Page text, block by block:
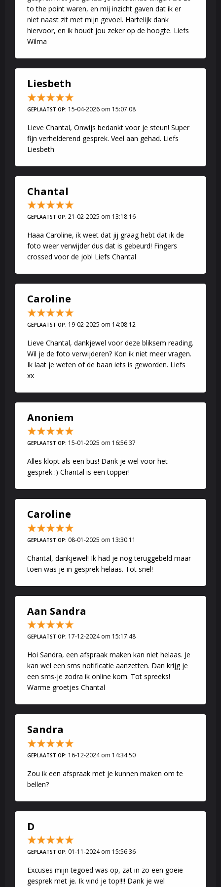
to the point waren, en mij inzicht gaven dat ik er
niet naast zit met mijn gevoel. Hartelijk dank
hiervoor, en ik houdt jou zeker op de hoogte. Liefs
Wilma
Liesbeth
GEPLAATST OP: 15-04-2026 om 15:07:08
Lieve Chantal, Onwijs bedankt voor je steun! Super
fijn verhelderend gesprek. Veel aan gehad. Liefs
Liesbeth
Chantal
GEPLAATST OP: 21-02-2025 om 13:18:16
Haaa Caroline, ik weet dat jij graag hebt dat ik de
foto weer verwijder dus dat is gebeurd! Fingers
crossed voor de job! Liefs Chantal
Caroline
GEPLAATST OP: 19-02-2025 om 14:08:12
Lieve Chantal, dankjewel voor deze bliksem reading.
Wil je de foto verwijderen? Kon ik niet meer vragen.
Ik laat je weten of de baan iets is geworden. Liefs
xx
Anoniem
GEPLAATST OP: 15-01-2025 om 16:56:37
Alles klopt als een bus! Dank je wel voor het
gesprek :) Chantal is een topper!
Caroline
GEPLAATST OP: 08-01-2025 om 13:30:11
Chantal, dankjewel! Ik had je nog teruggebeld maar
toen was je in gesprek helaas. Tot snel!
Aan Sandra
GEPLAATST OP: 17-12-2024 om 15:17:48
Hoi Sandra, een afspraak maken kan niet helaas. Je
kan wel een sms notificatie aanzetten. Dan krijg je
een sms-je zodra ik online kom. Tot spreeks!
Warme groetjes Chantal
Sandra
GEPLAATST OP: 16-12-2024 om 14:34:50
Zou ik een afspraak met je kunnen maken om te
bellen?
D
GEPLAATST OP: 01-11-2024 om 15:56:36
Excuses mijn tegoed was op, zat in zo een goeie
gesprek met je. Ik vind je top!!!! Dank je wel